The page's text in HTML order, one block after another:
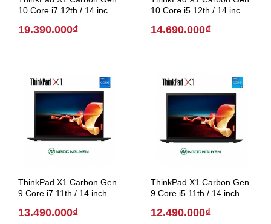
10 Core i7 12th / 14 inch
19.390.000₫
10 Core i5 12th / 14 inch
14.690.000₫
ThinkPad X1 Carbon Gen
9 Core i7 11th / 14 inch
13.490.000₫
ThinkPad X1 Carbon Gen
9 Core i5 11th / 14 inch
12.490.000₫